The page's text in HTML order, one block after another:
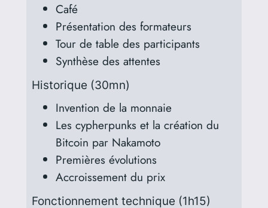
Café
Présentation des formateurs
Tour de table des participants
Synthèse des attentes
Historique (30mn)
Invention de la monnaie
Les cypherpunks et la création du
Bitcoin par Nakamoto
Premières évolutions
Accroissement du prix
Fonctionnement technique (1h15)